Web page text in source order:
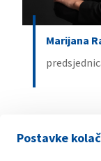
Postavke
Marijana